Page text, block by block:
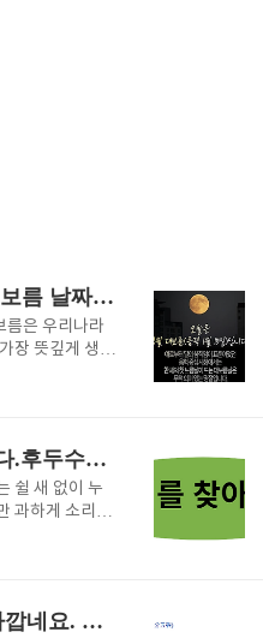
1년 중 가장 중요한 정월 대보름 날짜, 먹는 음식, 놀이
름은 우리나라
장 뜻깊게 생각
달이 뜬 날(음
이 정월 대보름
상징을 갖고 있
해가 되어서 처
움을 기대하
적으로 농경사
목소리를 다시 찾아드립니다.후두수술 원인 증상 치료방법
쉴 새 없이 누
과하게 소리를
러분도 피해
서 음성을 만
대한민국 축구 소식 넘 안타깝네요. 사분오열 결단만 남았다